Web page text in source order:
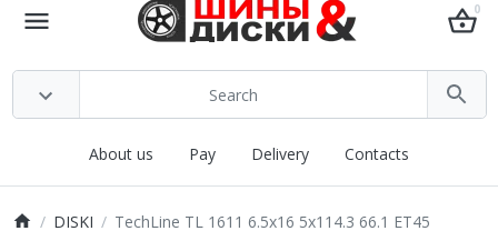
0
About us Pay Delivery Contacts
DISKI TechLine TL 1611 6.5x16 5x114.3 66.1 ET45